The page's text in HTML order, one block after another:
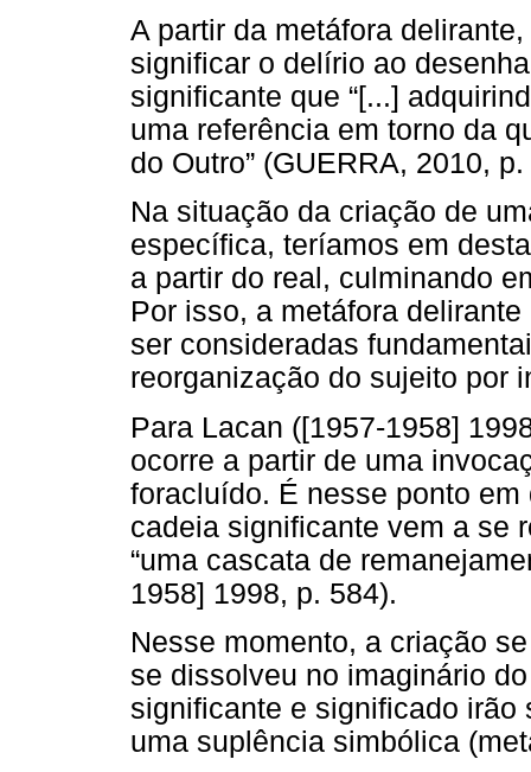
A partir da metáfora
significar o delírio ao
significante que “[...]
uma referência em torno da
do Outro” (GUERRA, 2010,
Na situação da criação de
específica, teríamos em
a partir do real, culminando
Por isso, a metáfora
ser consideradas
reorganização do sujeito por
Para Lacan ([1957-1958]
ocorre a partir de uma
foracluído. É nesse ponto
cadeia significante vem a se
“uma cascata de
1958] 1998, p. 584).
Nesse momento, a criação
se dissolveu no imaginário
significante e significado irão
uma suplência simbólica